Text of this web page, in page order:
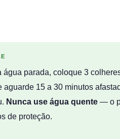
água parada, coloque 3
15 a 30 minutos
Nunca use água quente — o
de proteção.